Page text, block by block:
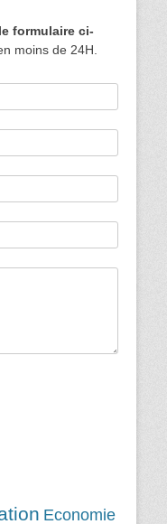
formulaire ci-
moins de 24H.
Economie